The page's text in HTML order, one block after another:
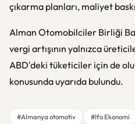
çıkarma planları, maliyet
Alman Otomobilciler Birliği
vergi artışının yalnızca
ABD'deki tüketiciler için de
konusunda uyarıda bulundu.
#Almanya otomotiv #Ifo Ekonomi